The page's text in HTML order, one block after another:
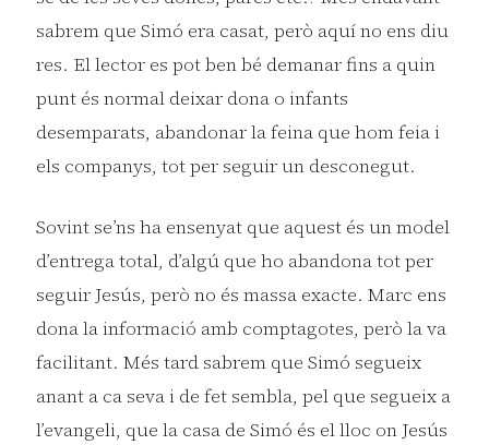
sabrem que Simó era casat, però aquí no ens diu
res. El lector es pot ben bé demanar fins a quin
punt és normal deixar dona o infants
desemparats, abandonar la feina que hom feia i
els companys, tot per seguir un desconegut.
Sovint se’ns ha ensenyat que aquest és un model
d’entrega total, d’algú que ho abandona tot per
seguir Jesús, però no és massa exacte. Marc ens
dona la informació amb comptagotes, però la va
facilitant. Més tard sabrem que Simó segueix
anant a ca seva i de fet sembla, pel que segueix a
l’evangeli, que la casa de Simó és el lloc on Jesús